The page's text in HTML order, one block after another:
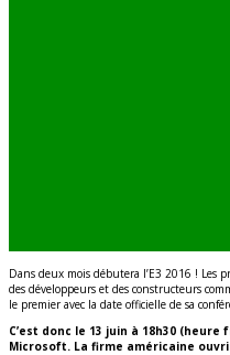
Dans deux mois débutera l’E3 2016 ! Les
des développeurs et des constructeurs
le premier avec la date officielle de sa
C’est donc le 13 juin à 18h30
Microsoft. La firme américaine